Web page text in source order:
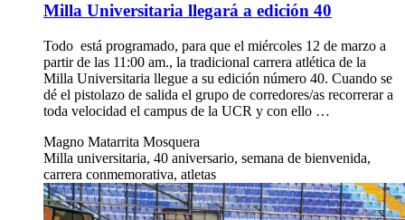
Milla Universitaria llegará a edición 40
Todo está programado, para que el miércoles 12 de marzo a
partir de las 11:00 am., la tradicional carrera atlética de la
Milla Universitaria llegue a su edición número 40. Cuando se
dé el pistolazo de salida el grupo de corredores/as recorrerar a
toda velocidad el campus de la UCR y con ello …
Magno Matarrita Mosquera
Milla universitaria, 40 aniversario, semana de bienvenida,
carrera conmemorativa, atletas